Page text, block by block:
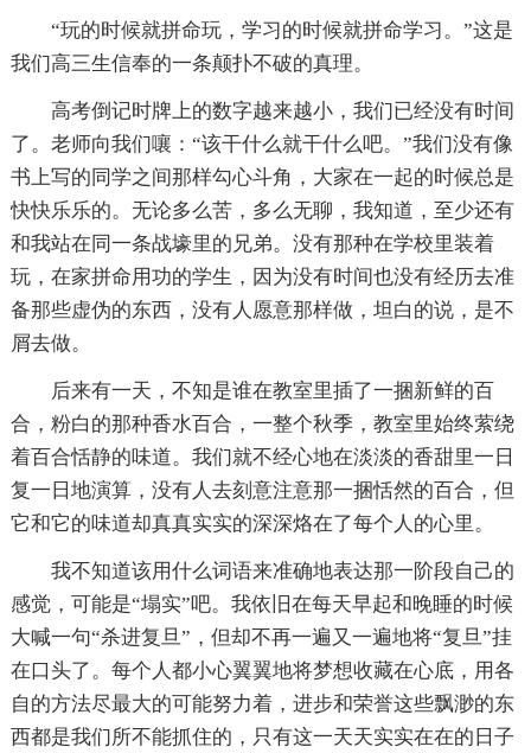
“玩的时候就拼命玩，学习的时候就拼命学习。”这是
我们高三生信奉的一条颠扑不破的真理。
高考倒记时牌上的数字越来越小，我们已经没有时间
了。老师向我们嚷：“该干什么就干什么吧。”我们没有像
书上写的同学之间那样勾心斗角，大家在一起的时候总是
快快乐乐的。无论多么苦，多么无聊，我知道，至少还有
和我站在同一条战壕里的兄弟。没有那种在学校里装着
玩，在家拼命用功的学生，因为没有时间也没有经历去准
备那些虚伪的东西，没有人愿意那样做，坦白的说，是不
屑去做。
后来有一天，不知是谁在教室里插了一捆新鲜的百
合，粉白的那种香水百合，一整个秋季，教室里始终萦绕
着百合恬静的味道。我们就不经心地在淡淡的香甜里一日
复一日地演算，没有人去刻意注意那一捆恬然的百合，但
它和它的味道却真真实实的深深烙在了每个人的心里。
我不知道该用什么词语来准确地表达那一阶段自己的
感觉，可能是“塌实”吧。我依旧在每天早起和晚睡的时候
大喊一句“杀进复旦”，但却不再一遍又一遍地将“复旦”挂
在口头了。每个人都小心翼翼地将梦想收藏在心底，用各
自的方法尽最大的可能努力着，进步和荣誉这些飘渺的东
西都是我们所不能抓住的，只有这一天天实实在在的日子